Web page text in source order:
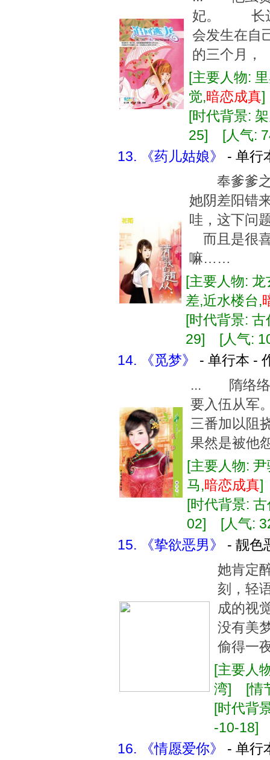
妃。 长
会发生在
的三个月
[主要人物:
觉,暗恋成真
[时代背景:
25] [人气:
13. 《药儿姑娘》
- 单行
奉爹爹
她阴差阳
哇，这下
而且是很
嘛……
[主要人物:
差,近水楼台,
[时代背景:
29] [人气:
14. 《觅梦》
- 单行本 -
... 隋络络
要入伍从
三番加以
果然是被
[主要人物:
马,暗恋成真
[时代背景:
02] [人气:
15. 《挚欲恶男》
- 靓色
她肯定
刻，轻
成的视
没有美
偷得一
[主要人
湾] [情
[时代背
-10-18]
16. 《情愿爱你》
- 单行